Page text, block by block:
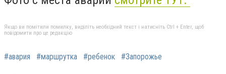
Якщо ви помітили помилку, виділіть необхідний текст і натисніть Ctrl + Enter, щоб
повідомити про це редакцію
#авария #маршрутка #ребенок #Запорожье